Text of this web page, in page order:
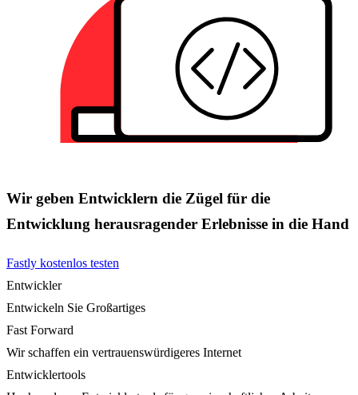
Wir geben Entwicklern die Zügel für die
Entwicklung herausragender Erlebnisse in die Hand
Fastly kostenlos testen
Entwickler
Entwickeln Sie Großartiges
Fast Forward
Wir schaffen ein vertrauenswürdigeres Internet
Entwicklertools